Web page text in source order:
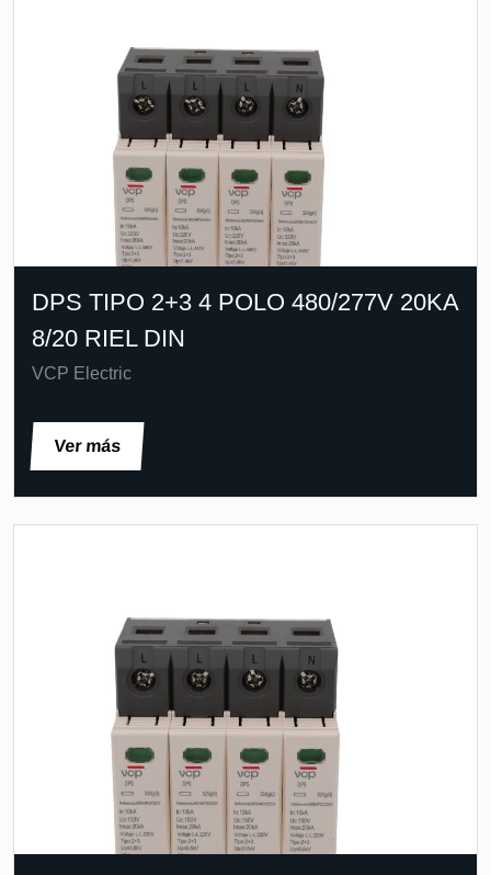
DPS TIPO 2+3 4 POLO 480/277V 20KA
8/20 RIEL DIN
VCP Electric
Ver más